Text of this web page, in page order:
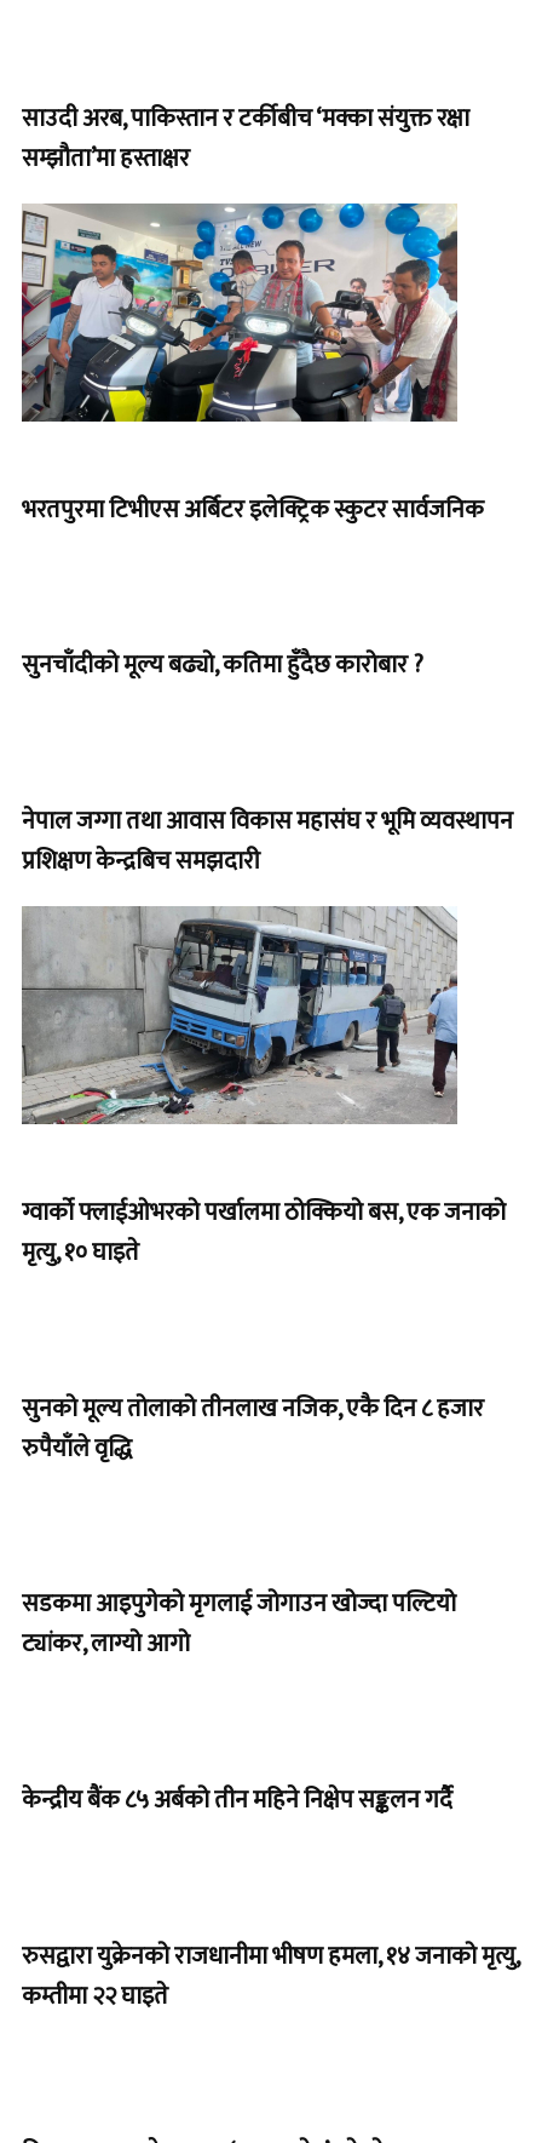
साउदी अरब, पाकिस्तान र टर्कीबीच ‘मक्का संयुक्त रक्षा
सम्झौता’मा हस्ताक्षर
भरतपुरमा टिभीएस अर्बिटर इलेक्ट्रिक स्कुटर सार्वजनिक
सुनचाँदीको मूल्य बढ्यो, कतिमा हुँदैछ कारोबार ?
नेपाल जग्गा तथा आवास विकास महासंघ र भूमि व्यवस्थापन
प्रशिक्षण केन्द्रबिच समझदारी
ग्वार्को फ्लाईओभरको पर्खालमा ठोक्कियो बस, एक जनाको
मृत्यु, १० घाइते
सुनको मूल्य तोलाको तीनलाख नजिक, एकै दिन ८ हजार
रुपैयाँले वृद्धि
सडकमा आइपुगेको मृगलाई जोगाउन खोज्दा पल्टियो
ट्यांकर, लाग्यो आगो
केन्द्रीय बैंक ८५ अर्बको तीन महिने निक्षेप सङ्कलन गर्दै
रुसद्वारा युक्रेनको राजधानीमा भीषण हमला, १४ जनाको मृत्यु,
कम्तीमा २२ घाइते